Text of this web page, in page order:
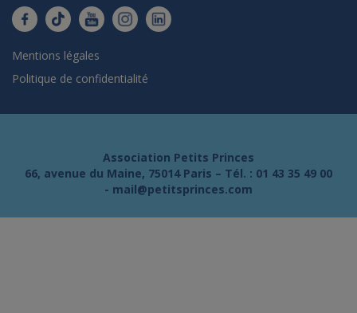
Mentions légales
Politique de confidentialité
Association Petits Princes
66, avenue du Maine, 75014 Paris – Tél. : 01 43 35 49 00
- mail@petitsprinces.com